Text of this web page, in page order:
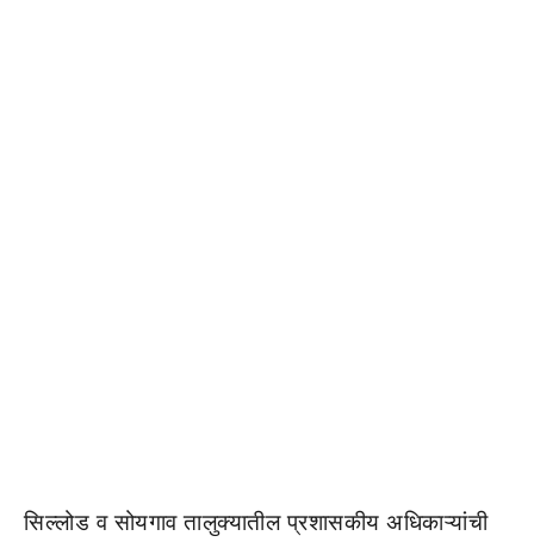
सिल्लोड व सोयगाव तालुक्यातील प्रशासकीय अधिकाऱ्यांची